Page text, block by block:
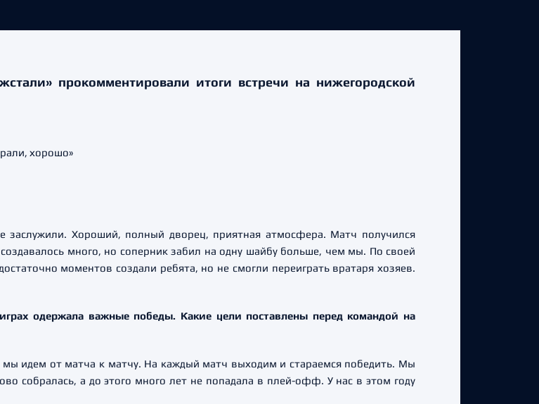
прокомментировали итоги встречи на нижегородской
заслужили. Хороший, полный дворец, приятная атмосфера. Матч получился
много, но соперник забил на одну шайбу больше, чем мы. По своей
моментов создали ребята, но не смогли переиграть вратаря хозяев.
одержала важные победы. Какие цели поставлены перед командой на
идем от матча к матчу. На каждый матч выходим и стараемся победить. Мы
собралась, а до этого много лет не попадала в плей-офф. У нас в этом году